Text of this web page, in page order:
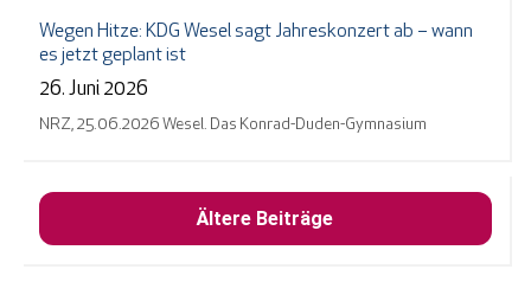
Wegen Hitze: KDG Wesel sagt Jahreskonzert ab – wann
es jetzt geplant ist
26. Juni 2026
NRZ, 25.06.2026 Wesel. Das Konrad-Duden-Gymnasium
Ältere Beiträge